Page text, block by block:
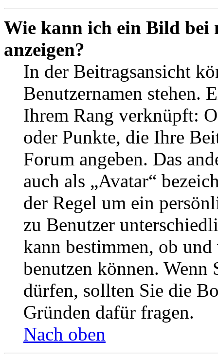
Wie kann ich ein Bild bei
anzeigen?
In der Beitragsansicht
Benutzernamen stehen.
Ihrem Rang verknüpft:
oder Punkte, die Ihre
Forum angeben. Das
auch als „Avatar“
der Regel um ein
zu Benutzer
kann bestimmen, ob
benutzen können. Wenn
dürfen, sollten Sie die
Gründen dafür fragen.
Nach oben